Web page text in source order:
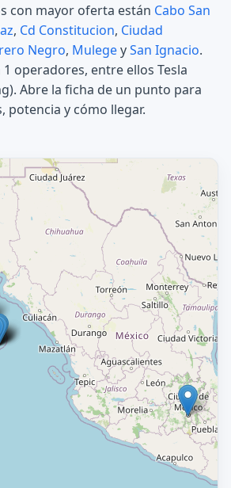
con mayor oferta están Cabo San
, Cd Constitucion, Ciudad
Negro, MulegeySan Ignacio.
operadores, entre ellos Tesla
Abre la ficha de un punto para
potencia y cómo llegar.